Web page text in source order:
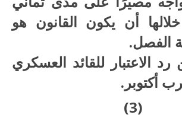
أن يكون القانون هو
الفصل.
الاعتبار للقائد العسكري
أكتوبر.